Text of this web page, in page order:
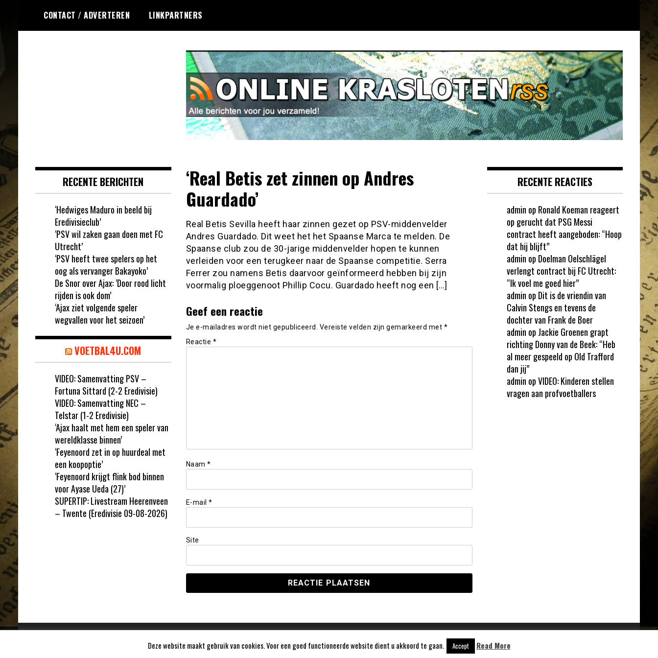
de
CONTACT / ADVERTEREN LINKPARTNERS
‘Real Betis zet zinnen op Andres
Guardado’
Real Betis Sevilla heeft haar zinnen gezet op PSV-middenvelder
Andres Guardado. Dit weet het het Spaanse Marca te melden. De
Spaanse club zou de 30-jarige middenvelder hopen te kunnen
verleiden voor een terugkeer naar de Spaanse competitie. Serra
Ferrer zou namens Betis daarvoor geïnformeerd hebben bij zijn
voormalig ploeggenoot Phillip Cocu. Guardado heeft nog een […]
Geef een reactie
Je e-mailadres wordt niet gepubliceerd. Vereiste velden zijn gemarkeerd met *
Reactie *
Naam *
E-mail *
Site
RECENTE BERICHTEN
‘Hedwiges Maduro in beeld bij
Eredivisieclub’
‘PSV wil zaken gaan doen met FC
Utrecht’
‘PSV heeft twee spelers op het
oog als vervanger Bakayoko’
De Snor over Ajax: ‘Door rood licht
rijden is ook dom’
‘Ajax ziet volgende speler
wegvallen voor het seizoen’
VOETBAL4U.COM
VIDEO: Samenvatting PSV –
Fortuna Sittard (2-2 Eredivisie)
VIDEO: Samenvatting NEC –
Telstar (1-2 Eredivisie)
‘Ajax haalt met hem een speler van
wereldklasse binnen’
‘Feyenoord zet in op huurdeal met
een koopoptie’
‘Feyenoord krijgt flink bod binnen
voor Ayase Ueda (27)’
SUPERTIP: Livestream Heerenveen
– Twente (Eredivisie 09-08-2026)
RECENTE REACTIES
admin op Ronald Koeman reageert
op gerucht dat PSG Messi
contract heeft aangeboden: “Hoop
dat hij blijft”
admin op Doelman Oelschlägel
verlengt contract bij FC Utrecht:
“Ik voel me goed hier”
admin op Dit is de vriendin van
Calvin Stengs en tevens de
dochter van Frank de Boer
admin op Jackie Groenen grapt
richting Donny van de Beek: “Heb
al meer gespeeld op Old Trafford
dan jij”
admin opVIDEO: Kinderen stellen
vragen aan profvoetballers
Deze website maakt gebruik van cookies. Voor een goed functioneerde website dient u akkoord te gaan. Accept Read More